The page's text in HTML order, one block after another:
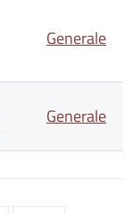
Generale
Generale